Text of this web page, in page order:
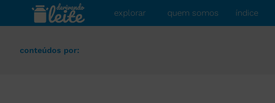
explorar quem somos índice
conteúdos por: